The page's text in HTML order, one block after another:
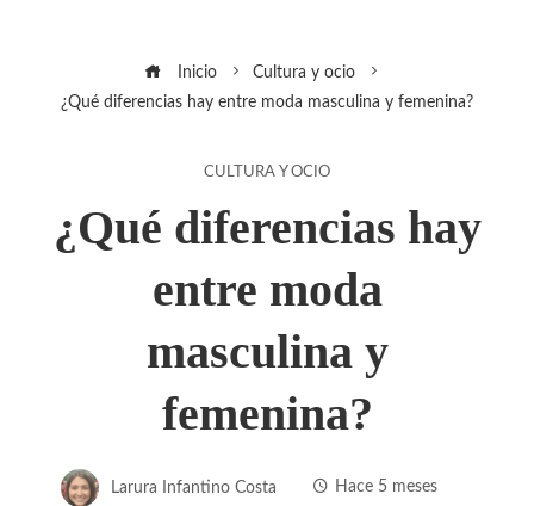
Inicio
Cultura y ocio
¿Qué diferencias hay entre moda masculina y femenina?
CULTURA Y OCIO
¿Qué diferencias hay
entre moda
masculina y
femenina?
Larura Infantino Costa Hace 5 meses